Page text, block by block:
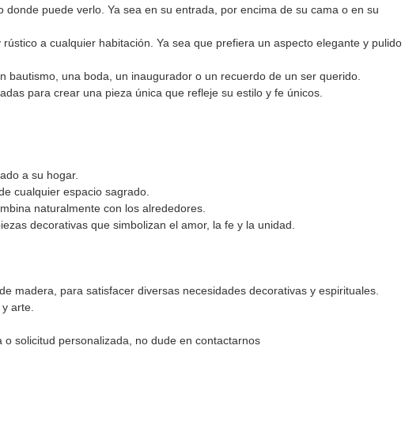
puede verlo. Ya sea en su entrada, por encima de su cama o en su
a cualquier habitación. Ya sea que prefiera un aspecto elegante y pulido
una boda, un inaugurador o un recuerdo de un ser querido.
para crear una pieza única que refleje su estilo y fe únicos.
a su hogar.
cualquier espacio sagrado.
naturalmente con los alrededores.
decorativas que simbolizan el amor, la fe y la unidad.
madera, para satisfacer diversas necesidades decorativas y espirituales.
arte.
solicitud personalizada, no dude en contactarnos